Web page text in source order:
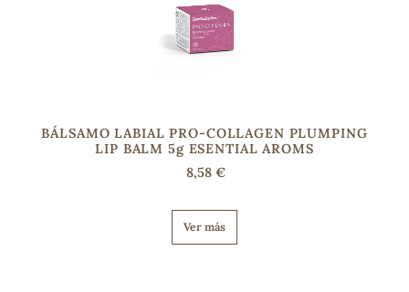
BÁLSAMO LABIAL PRO-COLLAGEN PLUMPING
LIP BALM 5g ESENTIAL AROMS
8,58 €
Ver más